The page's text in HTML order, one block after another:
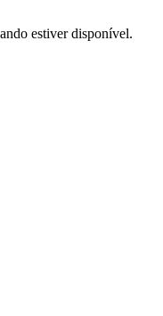
estiver disponível.